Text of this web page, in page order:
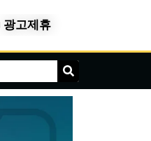
광고제휴
Search